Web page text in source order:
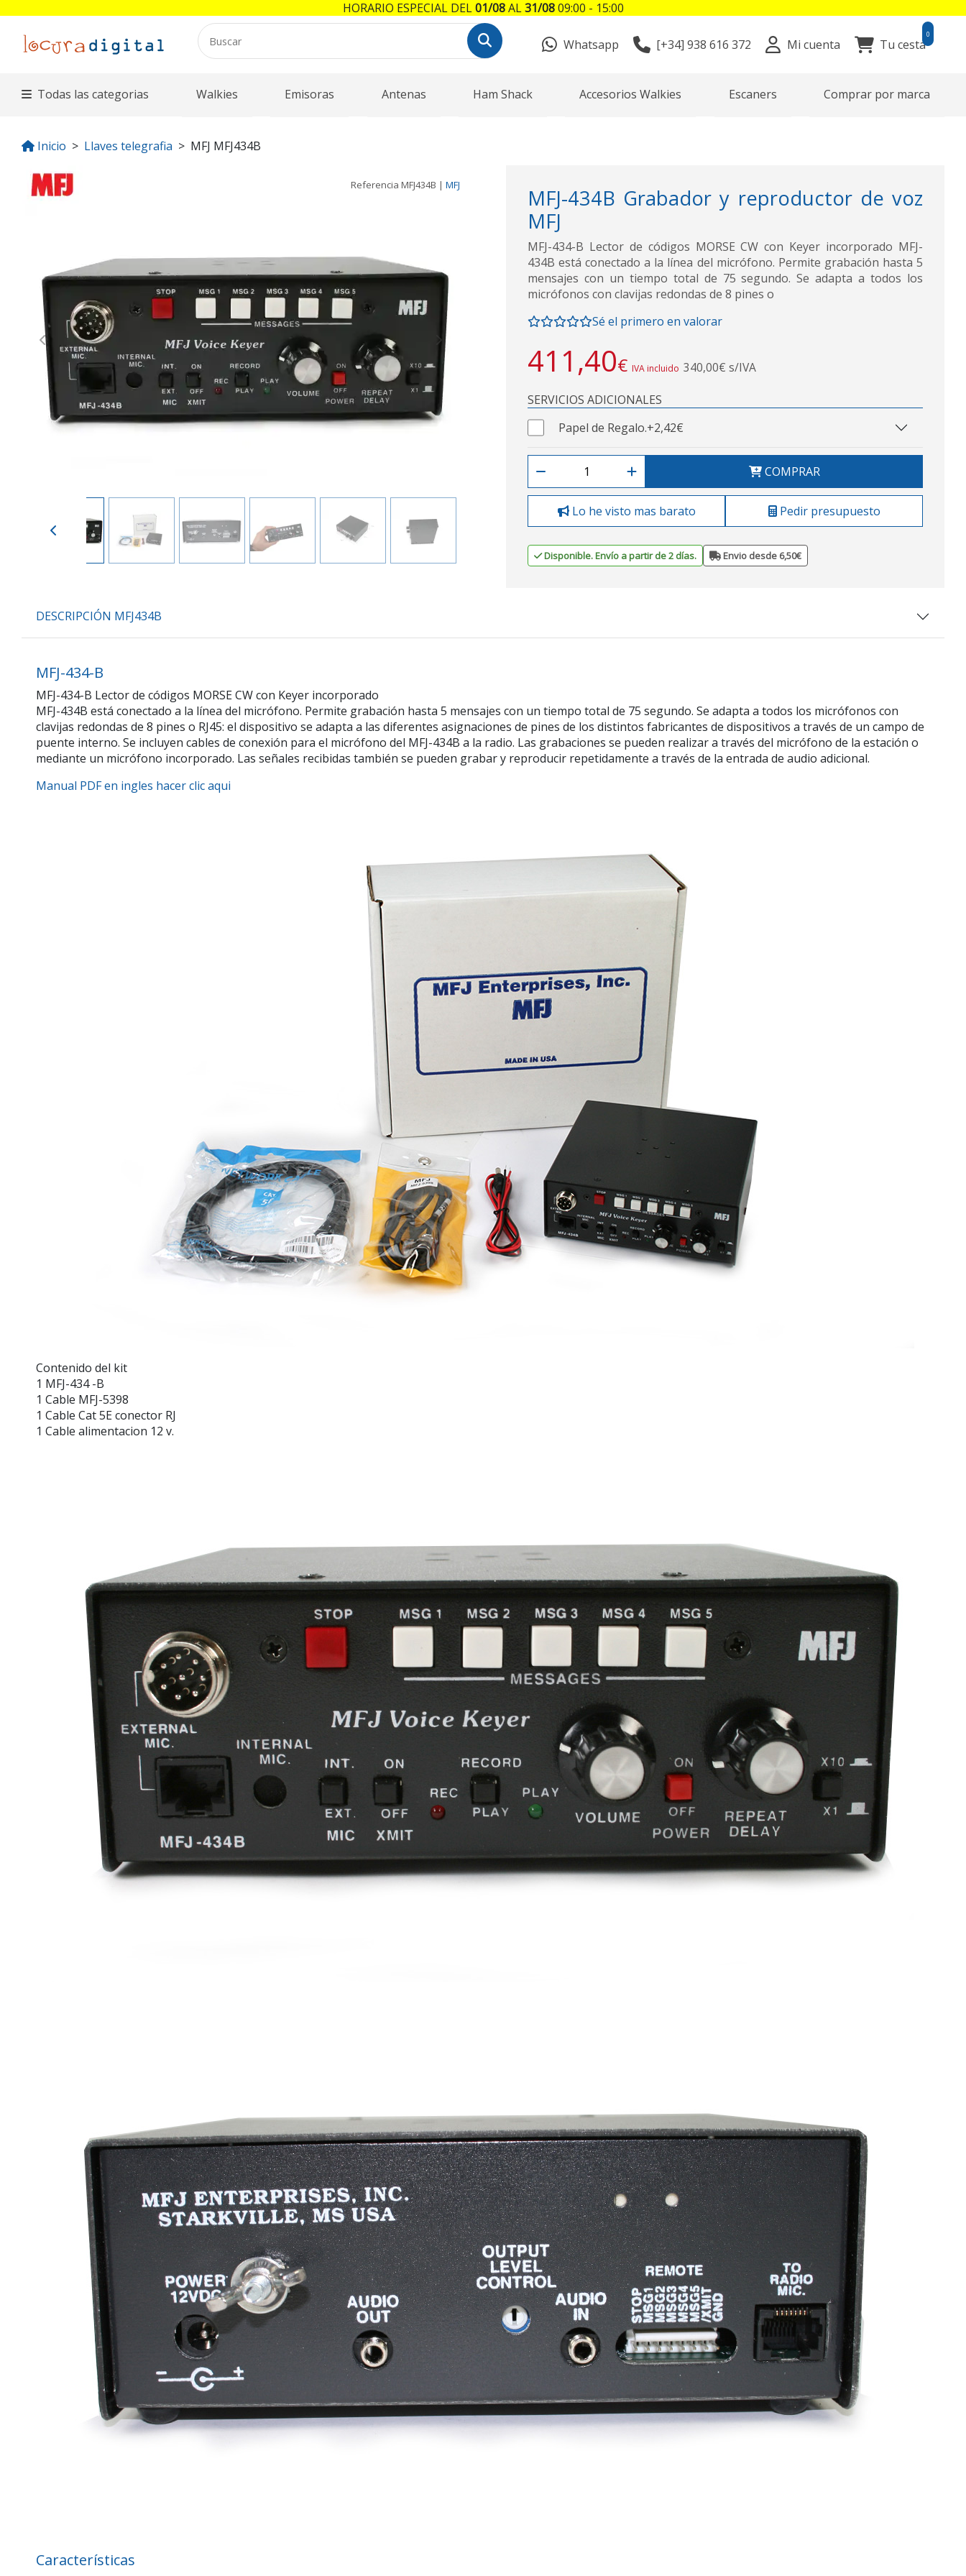
Whatsapp [+34] 938 616 372 Mi cuenta Tu cesta
0
Todas las categorias Walkies Emisoras Antenas Ham Shack Accesorios Walkies Escaners Comprar por marca
Inicio Llaves telegrafia MFJ MFJ434B
Referencia MFJ434B | MFJ
Previous Next
MFJ-434B Grabador y reproductor de voz
MFJ
MFJ-434-B Lector de códigos MORSE CW con Keyer incorporado MFJ-
434B está conectado a la línea del micrófono. Permite grabación hasta 5
mensajes con un tiempo total de 75 segundo. Se adapta a todos los
micrófonos con clavijas redondas de 8 pines o
Sé el primero en valorar
411,40€ IVA incluido 340,00€ s/IVA
SERVICIOS ADICIONALES
Papel de Regalo.+2,42€
COMPRAR
Lo he visto mas barato Pedir presupuesto
Disponible. Envío a partir de 2 días. Envio desde 6,50€
DESCRIPCIÓN MFJ434B
MFJ-434-B
MFJ-434-B Lector de códigos MORSE CW con Keyer incorporado
MFJ-434B está conectado a la línea del micrófono. Permite grabación hasta 5 mensajes con un tiempo total de 75 segundo. Se adapta a todos los micrófonos con
clavijas redondas de 8 pines o RJ45: el dispositivo se adapta a las diferentes asignaciones de pines de los distintos fabricantes de dispositivos a través de un campo de
puente interno. Se incluyen cables de conexión para el micrófono del MFJ-434B a la radio. Las grabaciones se pueden realizar a través del micrófono de la estación o
mediante un micrófono incorporado. Las señales recibidas también se pueden grabar y reproducir repetidamente a través de la entrada de audio adicional.
Manual PDF en ingles hacer clic aqui
Contenido del kit
1 MFJ-434-B
1 Cable MFJ-5398
1 Cable Cat 5E conector RJ
1 Cable alimentacion 12 v.
Características
HORARIO ESPECIAL DEL01/08AL31/0809:00 - 15:00